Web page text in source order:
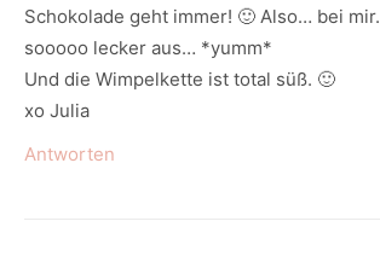
Schokolade geht immer! 🙂 Also… bei
sooooo lecker aus… *yumm*
Und die Wimpelkette ist total süß. 🙂
xo Julia
Antworten